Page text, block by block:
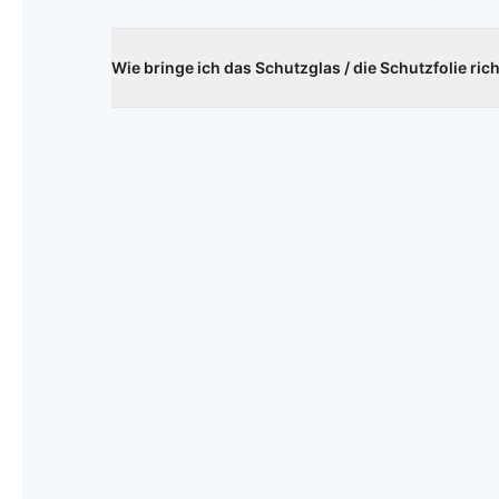
Wie bringe ich das Schutzglas / die Schutzfolie